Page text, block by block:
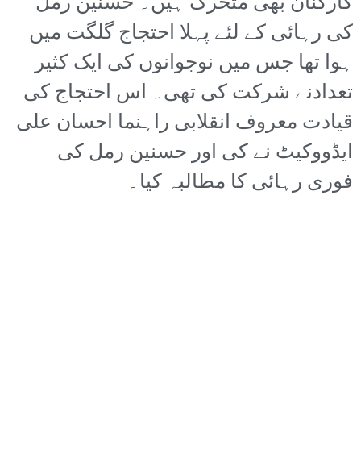
کی رہائی کے لئے پہلا احتجاج گلگت میں
ہوا تھا جس میں نوجوانوں کی ایک کثیر
تعدادنے شرکت کی تھی۔ اس احتجاج کی
قیادت معروف انقلابی راہنما احسان علی
ایڈووکیٹ نے کی اور حسنین رمل کی
فوری رہائی کا مطالبہ کیا۔